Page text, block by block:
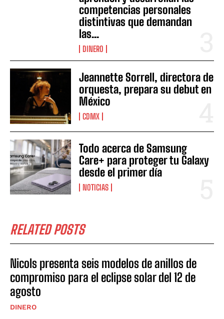
competencias personales
distintivas que demandan
las...
DINERO
Jeannette Sorrell, directora de
orquesta, prepara su debut en
México
CDMX
Todo acerca de Samsung
Care+ para proteger tu Galaxy
desde el primer día
NOTICIAS
RELATED POSTS
Nicols presenta seis modelos de anillos de
compromiso para el eclipse solar del 12 de
agosto
DINERO